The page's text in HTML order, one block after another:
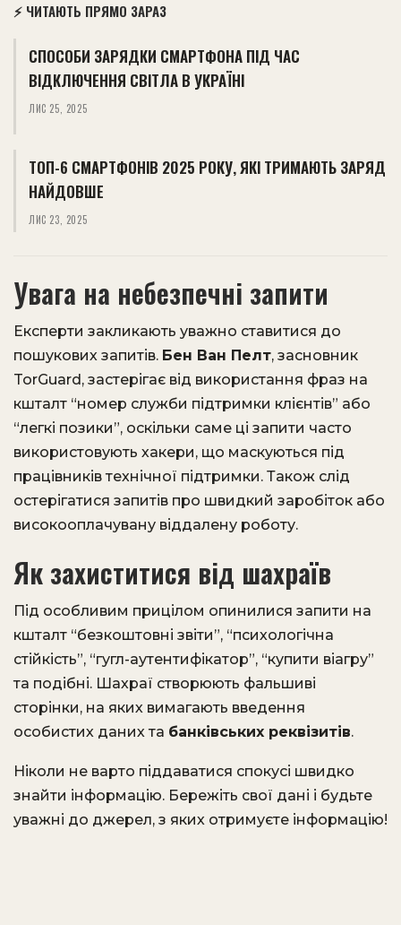
⚡ ЧИТАЮТЬ ПРЯМО ЗАРАЗ
СПОСОБИ ЗАРЯДКИ СМАРТФОНА ПІД ЧАС
ВІДКЛЮЧЕННЯ СВІТЛА В УКРАЇНІ
ЛИС 25, 2025
ТОП-6 СМАРТФОНІВ 2025 РОКУ, ЯКІ ТРИМАЮТЬ ЗАРЯД
НАЙДОВШЕ
ЛИС 23, 2025
Увага на небезпечні запити
Експерти закликають уважно ставитися до
пошукових запитів. Бен Ван Пелт, засновник
TorGuard, застерігає від використання фраз на
кшталт “номер служби підтримки клієнтів” або
“легкі позики”, оскільки саме ці запити часто
використовують хакери, що маскуються під
працівників технічної підтримки. Також слід
остерігатися запитів про швидкий заробіток або
високооплачувану віддалену роботу.
Як захиститися від шахраїв
Під особливим прицілом опинилися запити на
кшталт “безкоштовні звіти”, “психологічна
стійкість”, “гугл-аутентифікатор”, “купити віагру”
та подібні. Шахраї створюють фальшиві
сторінки, на яких вимагають введення
особистих даних та банківських реквізитів.
Ніколи не варто піддаватися спокусі швидко
знайти інформацію. Бережіть свої дані і будьте
уважні до джерел, з яких отримуєте інформацію!